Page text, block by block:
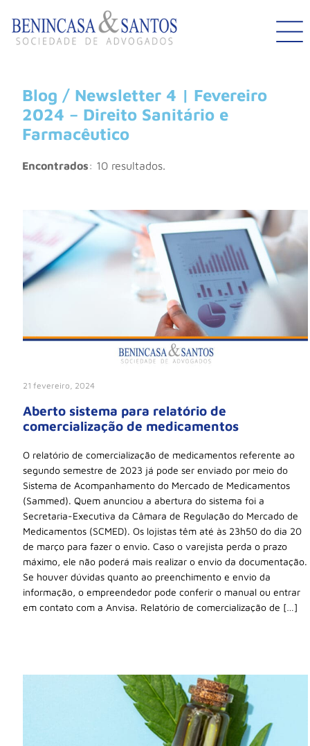
Blog / Newsletter 4 | Fevereiro
2024 – Direito Sanitário e
Farmacêutico
Encontrados: 10 resultados.
21 fevereiro, 2024
Aberto sistema para relatório de
comercialização de medicamentos
O relatório de comercialização de medicamentos referente ao
segundo semestre de 2023 já pode ser enviado por meio do
Sistema de Acompanhamento do Mercado de Medicamentos
(Sammed). Quem anunciou a abertura do sistema foi a
Secretaria-Executiva da Câmara de Regulação do Mercado de
Medicamentos (SCMED). Os lojistas têm até às 23h50 do dia 20
de março para fazer o envio. Caso o varejista perda o prazo
máximo, ele não poderá mais realizar o envio da documentação.
Se houver dúvidas quanto ao preenchimento e envio da
informação, o empreendedor pode conferir o manual ou entrar
em contato com a Anvisa. Relatório de comercialização de […]